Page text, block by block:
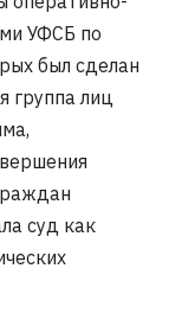
УФСБ по
был сделан
группа лиц
суд как